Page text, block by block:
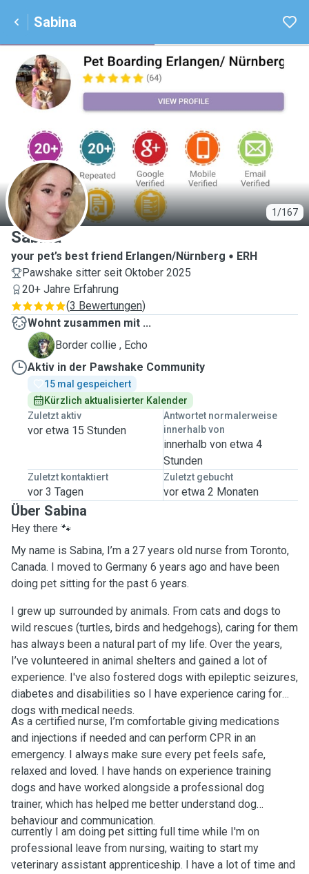
Sabina
1/167
S
Sabina
your pet’s best friend Erlangen/Nürnberg
ERH
Pawshake sitter seit Oktober 2025
20+ Jahre Erfahrung
(3 Bewertungen)
Wohnt zusammen mit ...
E
Border collie , Echo
Aktiv in der Pawshake Community
15 mal gespeichert
Kürzlich aktualisierter Kalender
Zuletzt aktiv
vor etwa 15 Stunden
Antwortet normalerweise
innerhalb von
innerhalb von etwa 4
Stunden
Zuletzt kontaktiert
vor 3 Tagen
Zuletzt gebucht
vor etwa 2 Monaten
Über Sabina
Hey there 🐾
My name is Sabina, I’m a 27 years old nurse from Toronto,
Canada. I moved to Germany 6 years ago and have been
doing pet sitting for the past 6 years.
I grew up surrounded by animals. From cats and dogs to
wild rescues (turtles, birds and hedgehogs), caring for them
has always been a natural part of my life. Over the years,
I’ve volunteered in animal shelters and gained a lot of
experience. I've also fostered dogs with epileptic seizures,
diabetes and disabilities so I have experience caring for
dogs with medical needs.
As a certified nurse, I’m comfortable giving medications
and injections if needed and can perform CPR in an
emergency. I always make sure every pet feels safe,
relaxed and loved. I have hands on experience training
dogs and have worked alongside a professional dog
trainer, which has helped me better understand dog
behaviour and communication.
currently I am doing pet sitting full time while I'm on
professional leave from nursing, waiting to start my
veterinary assistant apprenticeship. I have a lot of time and